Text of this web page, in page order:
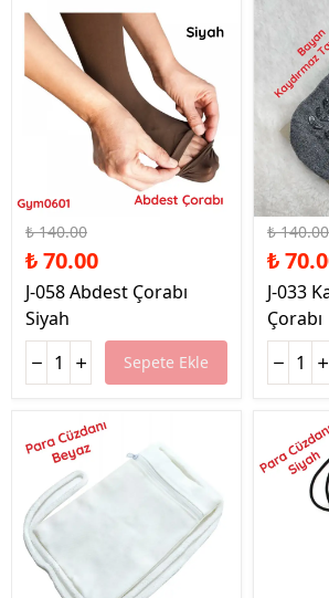
%50 İndirim
₺ 140.00
₺ 70.00
J-058 Abdest Çorabı
Siyah
Sepete Ekle
%50
₺ 140.00
₺
J-033
Çorabı